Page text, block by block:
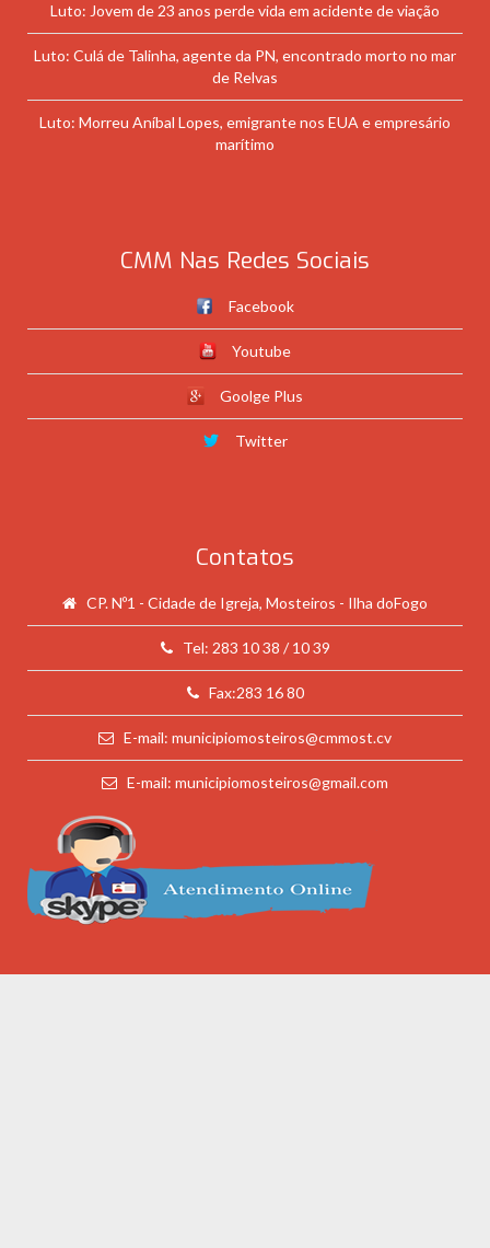
Luto: Jovem de 23 anos perde vida em acidente de viação
Luto: Culá de Talinha, agente da PN, encontrado morto no mar
de Relvas
Luto: Morreu Aníbal Lopes, emigrante nos EUA e empresário
marítimo
CMM Nas Redes Sociais
Facebook
Youtube
Goolge Plus
Twitter
Contatos
CP. Nº1 - Cidade de Igreja, Mosteiros - Ilha doFogo
Tel: 283 10 38 / 10 39
Fax:283 16 80
E-mail: municipiomosteiros@cmmost.cv
E-mail: municipiomosteiros@gmail.com